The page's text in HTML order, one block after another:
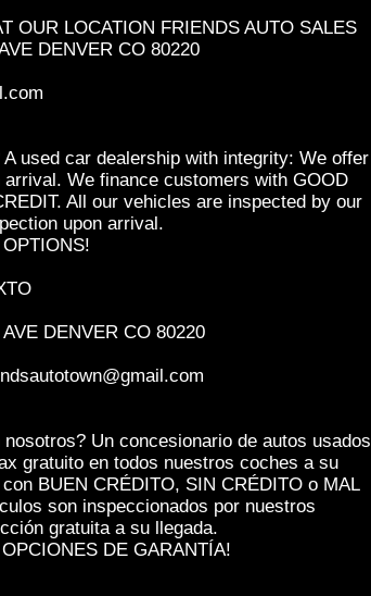
OUR LOCATION FRIENDS AUTO SALES
DENVER CO 80220
used car dealership with integrity: We offer
We finance customers with GOOD
All our vehicles are inspected by our
upon arrival.
DENVER CO 80220
Un concesionario de autos usados
gratuito en todos nuestros coches a su
BUEN CRÉDITO, SIN CRÉDITO o MAL
son inspeccionados por nuestros
gratuita a su llegada.
DE GARANTÍA!